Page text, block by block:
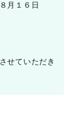
月１６日
せていただき